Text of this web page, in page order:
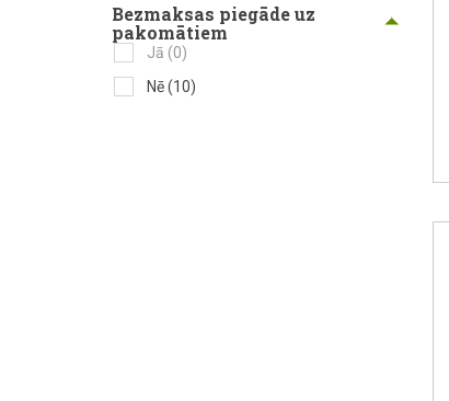
Bezmaksas piegāde uz
pakomātiem
Jā (0)
Nē(10)